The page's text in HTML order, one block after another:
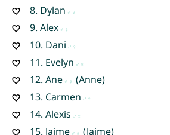
8. Dylan
9. Alex
10. Dani
11. Evelyn
12. Ane
(Anne)
13. Carmen
14. Alexis
15. Jaime
(Jaime)